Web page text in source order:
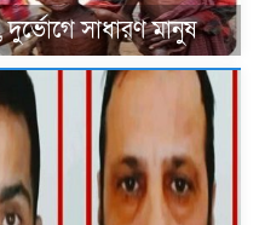
দুর্ভোগে সাধারণ মানুষ